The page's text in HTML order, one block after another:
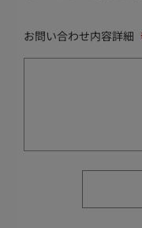
お問い合わせ内容詳細